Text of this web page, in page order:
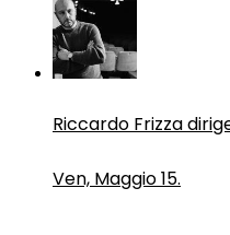
Riccardo Frizza
Ven, Maggio 15.